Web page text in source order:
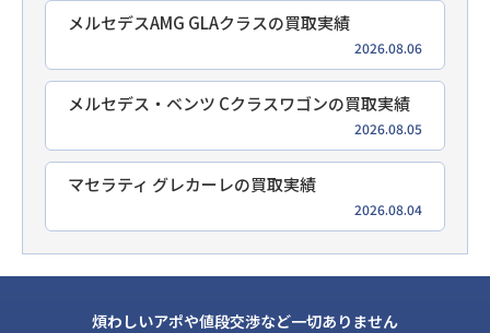
メルセデスAMG GLAクラスの買取実績
2026.08.06
メルセデス・ベンツ Cクラスワゴンの買取実績
2026.08.05
マセラティ グレカーレの買取実績
2026.08.04
煩わしいアポや値段交渉など一切ありません